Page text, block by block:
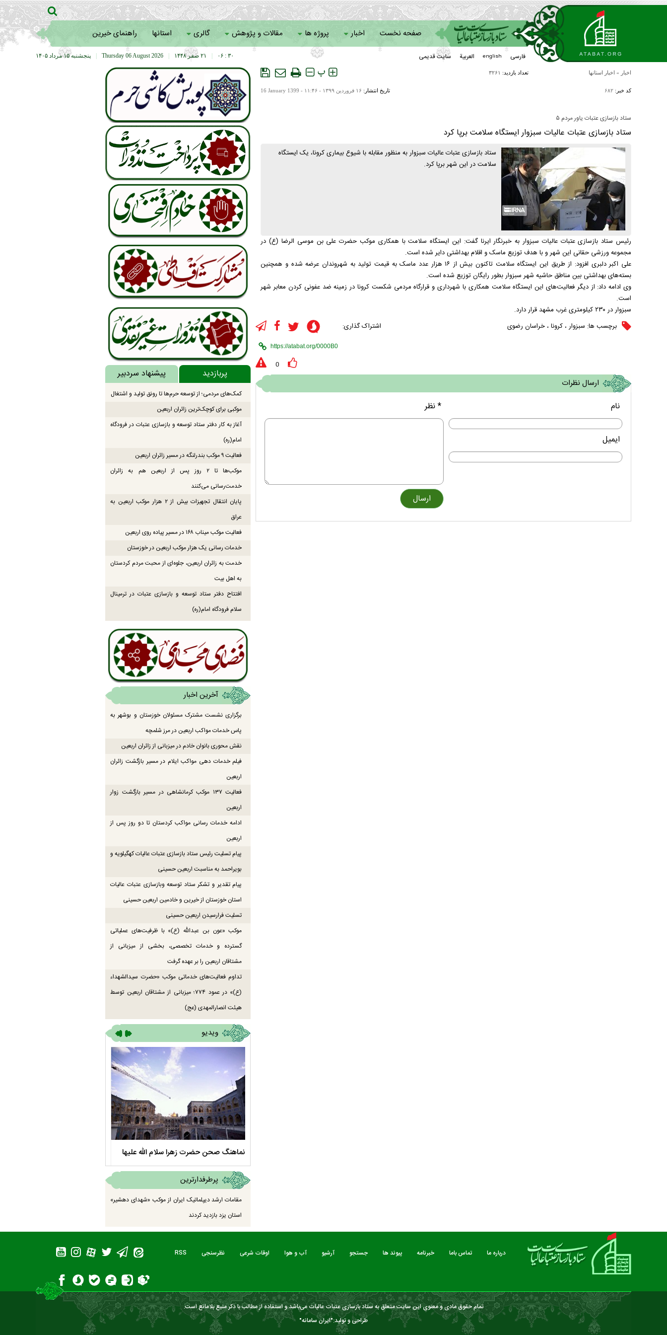
صفحه نخست اخبار پروژه ها مقالات و پژوهش گالری استانها راهنمای خیرین
سامانه خادمان فارسی english العربیة سایت قدیمی پنجشنبه ۱۵ مرداد ۱۴۰۵ Thursday 06 August 2026 ۲۱ صفر ۱۴۴۸ ۳۰ : ۰۶
اخبار » اخبار استانها تعداد بازدید: ۳۲۶۱ پ
کد خبر: ۶۸۲ تاریخ انتشار: ۱۶ فروردين ۱۳۹۹ - ۱۱:۴۶ - 16 January 1399
ستاد بازسازی عتبات یاور مردم ۵
ستاد بازسازی عتبات عالیات سبزوار ایستگاه سلامت برپا کرد
ستاد بازسازی عتبات عالیات سبزوار به منظور مقابله با شیوع بیماری کرونا، یک ایستگاه
سلامت در این شهر برپا کرد.
رئیس ستاد بازسازی عتبات عالیات سبزوار به خبرنگار ایرنا گفت: این ایستگاه سلامت با همکاری موکب حضرت علی بن موسی الرضا (ع) در
مجموعه ورزشی حقانی این شهر و با هدف توزیع ماسک و اقلام بهداشتی دایر شده است.
علی اکبر دلبری افزود: از طریق این ایستگاه سلامت تاکنون بیش از ۱۶ هزار عدد ماسک به قیمت تولید به شهروندان عرضه شده و همچنین
بسته‌های بهداشتی بین مناطق حاشیه شهر سبزوار بطور رایگان توزیع شده است.
وی ادامه داد: از دیگر فعالیت‌های این ایستگاه سلامت همکاری با شهرداری و قرارگاه مردمی شکست کرونا در زمینه ضد عفونی کردن معابر شهر
است.
سبزوار در ۲۳۰ کیلومتری غرب مشهد قرار دارد.
برچسب ها: سبزوار ، کرونا ، خراسان رضوی اشتراک گذاری:
0
ارسال نظرات
نام
ایمیل
* نظر
پربازدید پیشنهاد سردبیر
کمک‌های مردمی؛ از توسعه حرم‌ها تا رونق تولید و اشتغال
موکبی برای کوچک‌ترین زائران اربعین
آغاز به کار دفتر ستاد توسعه و بازسازی عتبات در فرودگاه
امام(ره)
فعالیت ۹ موکب بندرلنگه در مسیر زائران اربعین
موکب‌ها تا ۲ روز پس از اربعین هم به زائران
خدمت‌رسانی می‌کنند
پایان انتقال تجهیزات بیش از ۲ هزار موکب اربعین به
عراق
فعالیت موکب میناب ۱۶۸ در مسیر پیاده روی اربعین
خدمات رسانی یک هزار موکب اربعین در خوزستان
خدمت به زائران اربعین، جلوه‌ای از محبت مردم کردستان
به اهل بیت
افتتاح دفتر ستاد توسعه و بازسازی عتبات در ترمینال
سلام فرودگاه امام(ره)
آخرین اخبار
برگزاری نشست مشترک مسئولان خوزستان و بوشهر به
پاس خدمات مواکب اربعین در مرز شلمچه
نقش محوری بانوان خادم در میزبانی از زائران اربعین
فیلم خدمات دهی مواکب ایلام در مسیر بازگشت زائران
اربعین
فعالیت ۱۳۷ موکب کرمانشاهی در مسیر بازگشت زوار
اربعین
ادامه خدمات رسانی مواکب کردستان تا دو روز پس از
اربعین
پیام تسلیت رئیس ستاد بازسازی عتبات عالیات کهگیلویه و
بویراحمد به مناسبت اربعین حسینی
پیام تقدیر و تشکر ستاد توسعه وبازسازی عتبات عالیات
استان خوزستان از خیرین و خادمین اربعین حسینی
تسلیت فرارسیدن اربعین حسینی
موکب «عون بن عبدالله (ع)» با ظرفیت‌های عملیاتی
گسترده و خدمات تخصصی، بخشی از میزبانی از
مشتاقان اربعین را بر عهده گرفت
تداوم فعالیت‌های خدماتی موکب «حضرت سیدالشهداء
(ع)» در عمود ۷۷۴؛ میزبانی از مشتاقان اربعین توسط
هیئت انصارالمهدی (عج)
ویدیو
نماهنگ صحن حضرت زهرا سلام الله علیها
پرطرفدارترین
مقامات ارشد دیپلماتیک ایران از موکب «شهدای دهشیر»
استان یزد بازدید کردند
درباره ما تماس باما خبرنامه پیوند ها جستجو آرشیو آب و هوا اوقات شرعی نظرسنجی RSS
درباره ما تماس باما خبرنامه
تمام حقوق مادی و معنوی این سایت متعلق به ستاد بازسازی عتبات عالیات می‌باشد و استفاده از مطالب با ذکر منبع بلامانع است.
طراحی و تولید:"ایران سامانه"